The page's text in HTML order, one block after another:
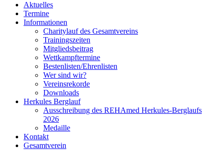
Aktuelles
Termine
Informationen
Charitylauf des Gesamtvereins
Trainingszeiten
Mitgliedsbeitrag
Wettkampftermine
Bestenlisten/Ehrenlisten
Wer sind wir?
Vereinsrekorde
Downloads
Herkules Berglauf
Ausschreibung des REHAmed Herkules-Berglaufs
2026
Medaille
Kontakt
Gesamtverein